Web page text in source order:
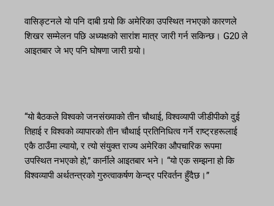
वासिङ्टनले यो पनि दाबी गर्‍यो कि अमेरिका उपस्थित नभएको कारणले
शिखर सम्मेलन पछि अध्यक्षको सारांश मात्र जारी गर्न सकिन्छ। G20 ले
आइतबार जे भए पनि घोषणा जारी गर्‍यो।
“यो बैठकले विश्वको जनसंख्याको तीन चौथाई, विश्वव्यापी जीडीपीको दुई
तिहाई र विश्वको व्यापारको तीन चौथाई प्रतिनिधित्व गर्ने राष्ट्रहरूलाई
एकै ठाउँमा ल्यायो, र त्यो संयुक्त राज्य अमेरिका औपचारिक रूपमा
उपस्थित नभएको हो,” कार्नीले आइतबार भने। “यो एक सम्झना हो कि
विश्वव्यापी अर्थतन्त्रको गुरुत्वाकर्षण केन्द्र परिवर्तन हुँदैछ।”